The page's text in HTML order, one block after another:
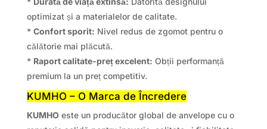
optimizat și a materialelor de calitate.
* Confort sporit: Nivel redus de zgomot pentru o
călătorie mai plăcută.
* Raport calitate-preț excelent: Obții performanță
premium la un preț competitiv.
KUMHO – O Marca de Încredere
KUMHO este un producător global de anvelope cu o